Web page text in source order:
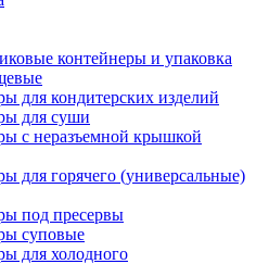
контейнеры и упаковка
для кондитерских изделий
для суши
с неразъемной крышкой
для горячего (универсальные)
под пресервы
суповые
для холодного